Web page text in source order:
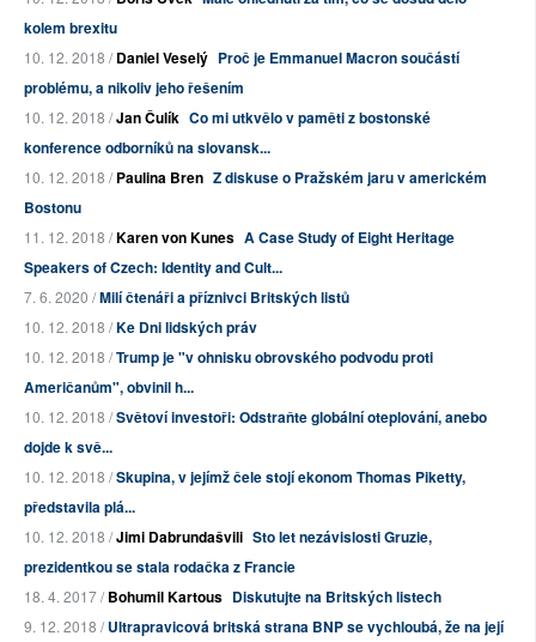
kolem brexitu
10. 12. 2018 /Daniel Veselý Proč je Emmanuel Macron součástí
problému, a nikoliv jeho řešením
10. 12. 2018 /Jan Čulík Co mi utkvělo v paměti z bostonské
konference odborníků na slovansk...
10. 12. 2018 /Paulina Bren Z diskuse o Pražském jaru v americkém
Bostonu
11. 12. 2018 /Karen von Kunes A Case Study of Eight Heritage
Speakers of Czech: Identity and Cult...
7. 6. 2020 /Milí čtenáři a příznivci Britských listů
10. 12. 2018 /Ke Dni lidských práv
10. 12. 2018 /Trump je "v ohnisku obrovského podvodu proti
Američanům", obvinil h...
10. 12. 2018 /Světoví investoři: Odstraňte globální oteplování, anebo
dojde k svě...
10. 12. 2018 /Skupina, v jejímž čele stojí ekonom Thomas Piketty,
představila plá...
10. 12. 2018 /Jimi Dabrundašvili Sto let nezávislosti Gruzie,
prezidentkou se stala rodačka z Francie
18. 4. 2017 /Bohumil Kartous Diskutujte na Britských listech
9. 12. 2018 /Ultrapravicová britská strana BNP se vychloubá, že na její